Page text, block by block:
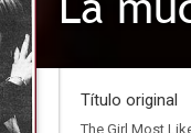
Título original
The Girl Most